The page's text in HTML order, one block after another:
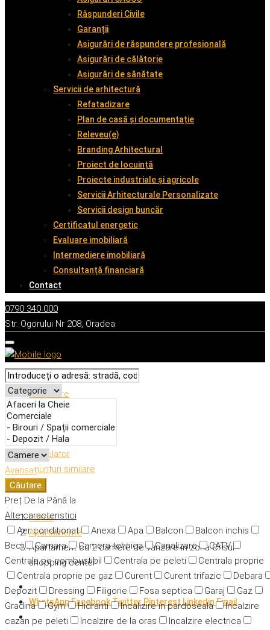
Răspunderi Civile
Garanții
Asigurări de răspundere profesională
Asigurări de călătorie
Asigurări de sănătate
Servicii de arhitectură
Refatadizare
Plan de casă și documentație
Releveu(e)
Branding Arhitectural
Proiect de locuință
Proiecte industriale și agricole
Servicii Arhitecturale Personalizate
Servicii design buncăr
Certificatul energetic
Evaluare imobiliară
Intermediere imobiliară
Consultanță financiară
Contact
0790 340 000
Str. Ogorului Nr 208, Oradea
Avansat
Căutare
Preț De la Până la
Alte caracteristici
Aer condiționat
Anexa Apa Balcon
Balcon inchis
Beci
Camara Camera tehnica Canalizare
CATV
Centrala pe combustibil
Centrala pe peleti
Centrala proprie
Centrala proprie pe gaz
Curent Curent trifazic
Debara
Depozit
Dressing Filigorie Fosa septica Garaj
Gaz
Gradina
Gym Hidranti Incalizire in pardoseala
Incalzire
cazan pe peleti
Incalzire de la oras
Incalzire electrica
Descriere
Caracteristici
Adresă
Detalii
Calculator
Anunțuri similare
Home
Apartamente
Apartament cu 2 camere de vanzare in zona Crisul
shopping center
WhatsAppFacebookTwitter Pinterest LinkedinEmail